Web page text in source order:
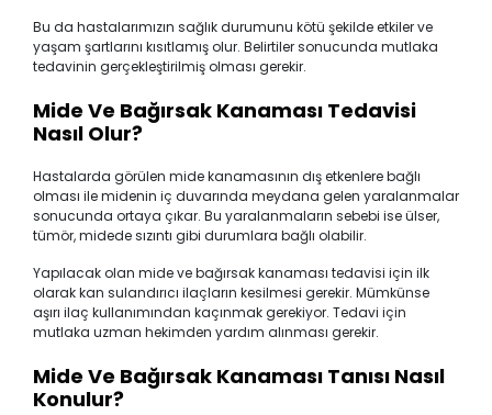
Bu da hastalarımızın sağlık durumunu kötü şekilde etkiler ve
yaşam şartlarını kısıtlamış olur. Belirtiler sonucunda mutlaka
tedavinin gerçekleştirilmiş olması gerekir.
Mide Ve Bağırsak Kanaması Tedavisi
Nasıl Olur?
Hastalarda görülen mide kanamasının dış etkenlere bağlı
olması ile midenin iç duvarında meydana gelen yaralanmalar
sonucunda ortaya çıkar. Bu yaralanmaların sebebi ise ülser,
tümör, midede sızıntı gibi durumlara bağlı olabilir.
Yapılacak olan mide ve bağırsak kanaması tedavisi için ilk
olarak kan sulandırıcı ilaçların kesilmesi gerekir. Mümkünse
aşırı ilaç kullanımından kaçınmak gerekiyor. Tedavi için
mutlaka uzman hekimden yardım alınması gerekir.
Mide Ve Bağırsak Kanaması Tanısı Nasıl
Konulur?